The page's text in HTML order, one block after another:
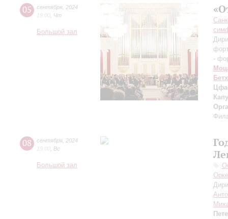
05 сентября 2024
19:00 Чт
Большой зал
-
08 сентября 2024
19:00 Вс
Большой зал